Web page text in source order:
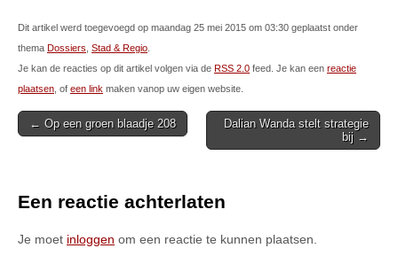
Dit artikel werd toegevoegd op maandag 25 mei 2015 om 03:30 geplaatst onder
thema Dossiers Stad & Regio
Je kan de reacties op dit artikel volgen via de RSS 2.0 feed. Je kan een reactie
plaatsen , of een link maken vanop uw eigen website.
Post
← Op een groen blaadje 208
Dalian Wanda stelt strategie
bij →
Een reactie achterlaten
Je moet inloggen om een reactie te kunnen plaatsen.